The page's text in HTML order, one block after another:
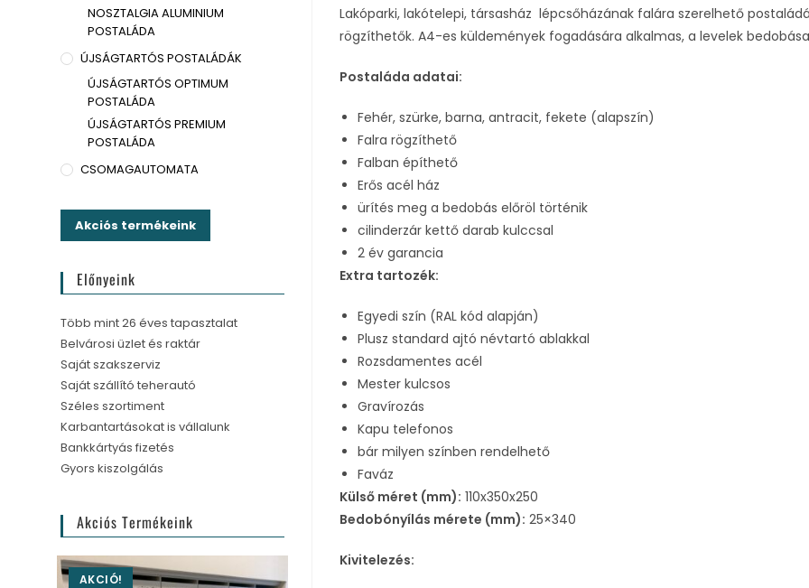
Lakóparki, lakótelepi, társasház lépcsőházának falára szerelhető
rögzíthetők. A4-es küldemények fogadására alkalmas, a levelek
Postaláda adatai:
Fehér, szürke, barna, antracit, fekete (alapszín)
Falra rögzíthető
Falban építhető
Erős acél ház
ürítés meg a bedobás előröl történik
cilinderzár kettő darab kulccsal
2 év garancia
Extra tartozék:
Egyedi szín (RAL kód alapján)
Plusz standard ajtó névtartó ablakkal
Rozsdamentes acél
Mester kulcsos
Gravírozás
Kapu telefonos
bár milyen színben rendelhető
Faváz
Külső méret (mm): 110x350x250
Bedobónyílás mérete (mm): 25×340
Kivitelezés:
NOSZTALGIA ALUMINIUM
POSTALÁDA
ÚJSÁGTARTÓS POSTALÁDÁK
ÚJSÁGTARTÓS OPTIMUM
POSTALÁDA
ÚJSÁGTARTÓS PREMIUM
POSTALÁDA
CSOMAGAUTOMATA
Akciós termékeink
Előnyeink
Több mint 26 éves tapasztalat
Belvárosi üzlet és raktár
Saját szakszerviz
Saját szállító teherautó
Széles szortiment
Karbantartásokat is vállalunk
Bankkártyás fizetés
Gyors kiszolgálás
Akciós Termékeink
AKCIÓ!